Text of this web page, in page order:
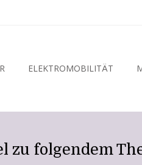
ELEKTROMOBILITÄT
zu folgendem